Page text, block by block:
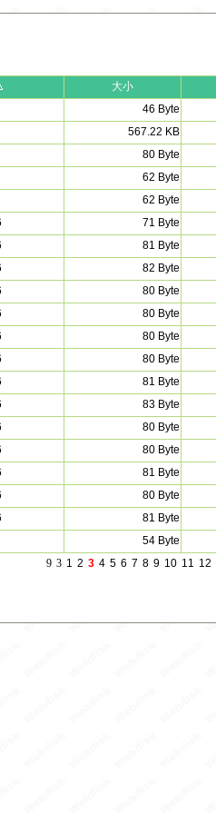
大小
46 Byte
567.22 KB
80 Byte
62 Byte
62 Byte
71 Byte
81 Byte
82 Byte
80 Byte
80 Byte
80 Byte
80 Byte
81 Byte
83 Byte
80 Byte
80 Byte
81 Byte
80 Byte
81 Byte
54 Byte
9 3 1 2 3 4 5 6 7 8 9 10 11 12